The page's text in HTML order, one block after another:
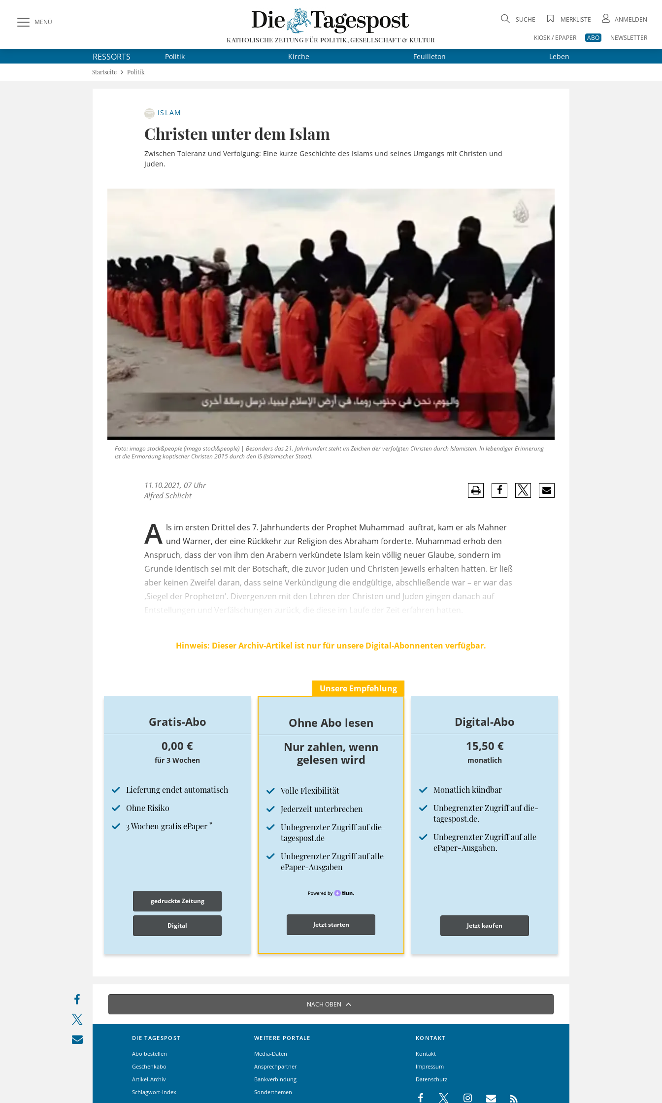
MENÜ
KATHOLISCHE ZEITUNG FÜR POLITIK, GESELLSCHAFT & KULTUR
SUCHE MERKLISTE ANMELDEN
KIOSK / EPAPER ABO NEWSLETTER
RESSORTS Politik Kirche Feuilleton Leben
Startseite Politik
ISLAM
Christen unter dem Islam
Zwischen Toleranz und Verfolgung: Eine kurze Geschichte des Islams und seines Umgangs mit Christen und
Juden.
Foto: imago stock&people (imago stock&people) | Besonders das 21. Jahrhundert steht im Zeichen der verfolgten Christen durch Islamisten. In lebendiger Erinnerung
ist die Ermordung koptischer Christen 2015 durch den IS (Islamischer Staat).
11.10.2021, 07 Uhr
Alfred Schlicht
A ls im ersten Drittel des 7. Jahrhunderts der Prophet Muhammad auftrat, kam er als Mahner
und Warner, der eine Rückkehr zur Religion des Abraham forderte. Muhammad erhob den
Anspruch, dass der von ihm den Arabern verkündete Islam kein völlig neuer Glaube, sondern im
Grunde identisch sei mit der Botschaft, die zuvor Juden und Christen jeweils erhalten hatten. Er ließ
aber keinen Zweifel daran, dass seine Verkündigung die endgültige, abschließende war – er war das
,Siegel der Propheten'. Divergenzen mit den Lehren der Christen und Juden gingen danach auf
Entstellungen und Verfälschungen zurück, die diese im Laufe der Zeit erfahren hatten.
Hinweis: Dieser Archiv-Artikel ist nur für unsere Digital-Abonnenten verfügbar.
Gratis-Abo
0,00 €
für 3 Wochen
Lieferung endet automatisch
Ohne Risiko
3 Wochen gratis ePaper *
gedruckte Zeitung
Digital
Unsere Empfehlung
Ohne Abo lesen
Nur zahlen, wenn
gelesen wird
Volle Flexibilität
Jederzeit unterbrechen
Unbegrenzter Zugriff auf die-
tagespost.de
Unbegrenzter Zugriff auf alle
ePaper-Ausgaben
Jetzt starten
Digital-Abo
15,50 €
monatlich
Monatlich kündbar
Unbegrenzter Zugriff auf die-
tagespost.de.
Unbegrenzter Zugriff auf alle
ePaper-Ausgaben.
Jetzt kaufen
NACH OBEN
DIE TAGESPOST
Abo bestellen
Geschenkabo
Artikel-Archiv
Schlagwort-Index
WEITERE PORTALE
Media-Daten
Ansprechpartner
Bankverbindung
Sonderthemen
KONTAKT
Kontakt
Impressum
Datenschutz